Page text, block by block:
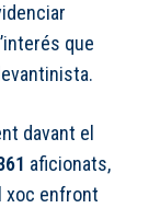
que
davant el
aficionats,
xoc enfront